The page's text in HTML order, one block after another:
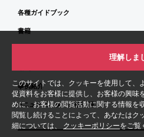
このサイトでは、クッキーを使用して、
促資料をお客様に提供し、お客様の興味
めに、お客様の閲覧活動に関する情報を
閲覧し続けることによって、あなたはク
細については、 クッキーポリシーをご覧
理解しま
各種ガイドブック
書籍
事例紹介
eニュースレター配信登録